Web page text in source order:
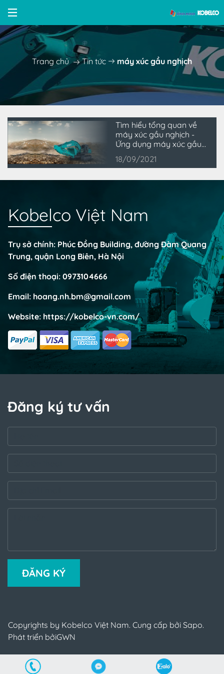
Trang chủ Tin tức máy xúc gầu nghịch
Tìm hiểu tổng quan về
máy xúc gầu nghịch -
Ứng dụng máy xúc gầu
nghịch trong công trình
khai thác, xây dựng
18/09/2021
Kobelco Việt Nam
Trụ sở chính: Phúc Đồng Building, đường Đàm Quang
Trung, quận Long Biên, Hà Nội
Số điện thoại: 0973104666
Email: hoang.nh.bm@gmail.com
Website: https://kobelco-vn.com/
Đăng ký tư vấn
ĐĂNG KÝ
Copyrights by Kobelco Việt Nam. Cung cấp bởi Sapo.
Phát triển bởiGWN